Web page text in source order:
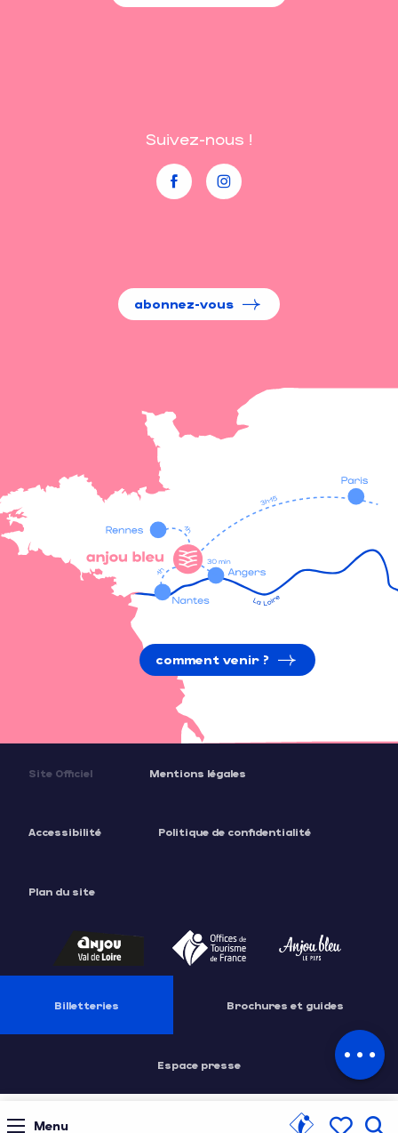
Menu
Description
par email
Suivez-nous !
abonnez-vous
comment venir ?
Site Officiel Mentions légales
Accessibilité Politique de confidentialité
Plan du site
Billetteries Brochures et guides
Espace presse